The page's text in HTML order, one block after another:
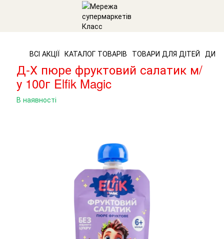
ВСІ АКЦІЇ КАТАЛОГ ТОВАРІВ ТОВАРИ ДЛЯ ДІТЕЙ
Д-Х пюре фруктовий салатик м/
у 100г Elfik Magic
В наявності